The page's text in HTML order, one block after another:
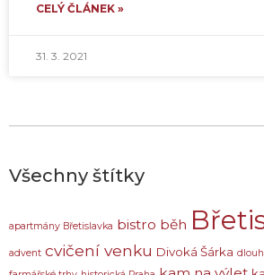
CELÝ ČLÁNEK »
31. 3. 2021
Všechny štítky
apartmány Břetislavka bistro běh
advent cvičení venku Divoká Šárka